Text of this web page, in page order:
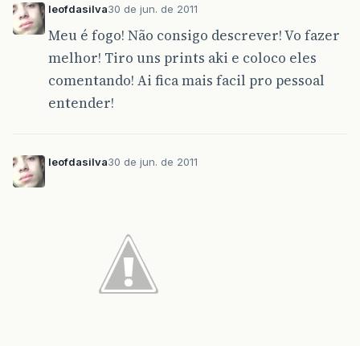
leofdasilva30 de jun. de 2011
Meu é fogo! Não consigo descrever! Vo fazer
melhor! Tiro uns prints aki e coloco eles
comentando! Ai fica mais facil pro pessoal
entender!
leofdasilva30 de jun. de 2011